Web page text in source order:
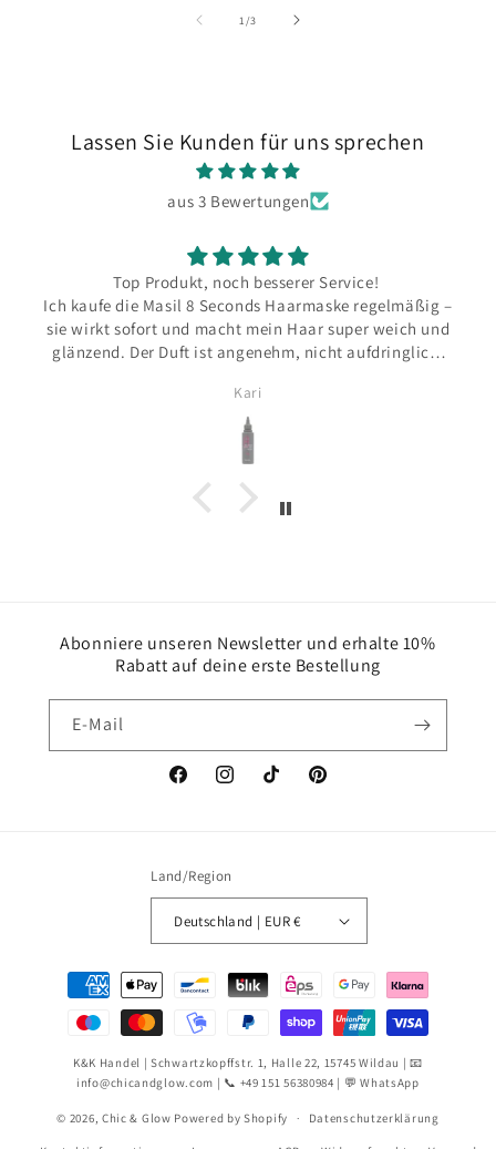
1 /von
3
Lassen Sie Kunden für uns sprechen
aus 3 Bewertungen
Superweiche Textur, angenehmer leichter Duft. Die
Haut füllt sich direkt nach dem Auftragen weich an.
Nur zu empfehlen!
Abonniere unseren Newsletter und erhalte 10%
Rabatt auf deine erste Bestellung
E-Mail
FacebookInstagramTikTok Pinterest
Land/Region
Deutschland | EUR €
Zahlungsmethoden
K&K Handel | Schwartzkopffstr. 1, Halle 22, 15745 Wildau | 📧
info@chicandglow.com | 📞 +49 151 56380984 | 💬WhatsApp
© 2026, Chic & Glow Powered by Shopify Datenschutzerklärung